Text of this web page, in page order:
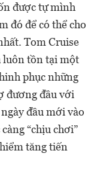
được tự mình
đó để có thể cho
Tom Cruise
luôn tồn tại một
phục những
đương đầu với
đầu mới vào
“chịu chơi”
tăng tiến